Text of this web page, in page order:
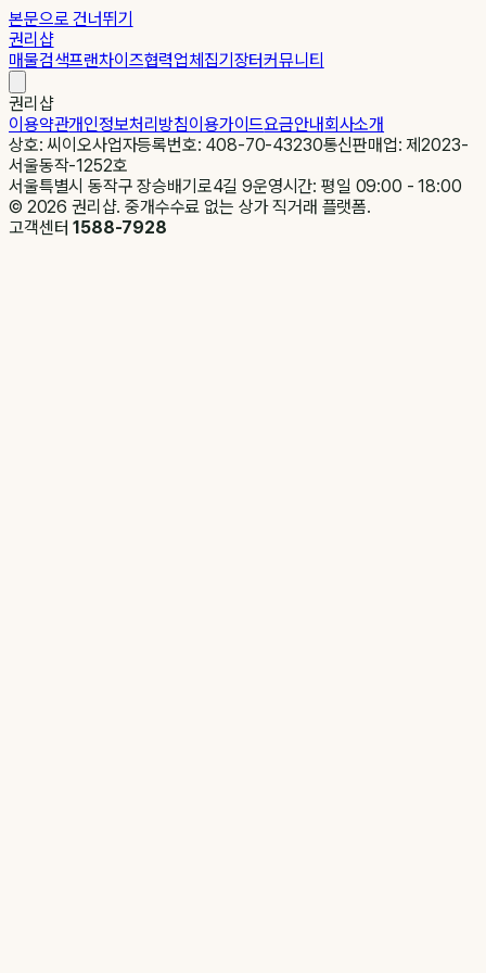
본문으로 건너뛰기
권리샵
매물검색프랜차이즈협력업체집기장터커뮤니티
권리샵
이용약관개인정보처리방침이용가이드요금안내회사소개
상호: 씨이오사업자등록번호: 408-70-43230통신판매업: 제2023-
서울동작-1252호
서울특별시 동작구 장승배기로4길 9운영시간: 평일 09:00 - 18:00
© 2026 권리샵. 중개수수료 없는 상가 직거래 플랫폼.
고객센터1588-7928